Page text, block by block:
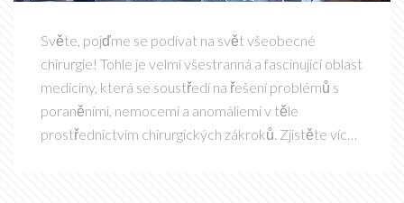
Světe, pojďme se podívat na svět všeobecné
chirurgie! Tohle je velmi všestranná a fascinující oblast
medicíny, která se soustředí na řešení problémů s
poraněními, nemocemi a anomáliemi v těle
prostřednictvím chirurgických zákroků. Zjistěte více